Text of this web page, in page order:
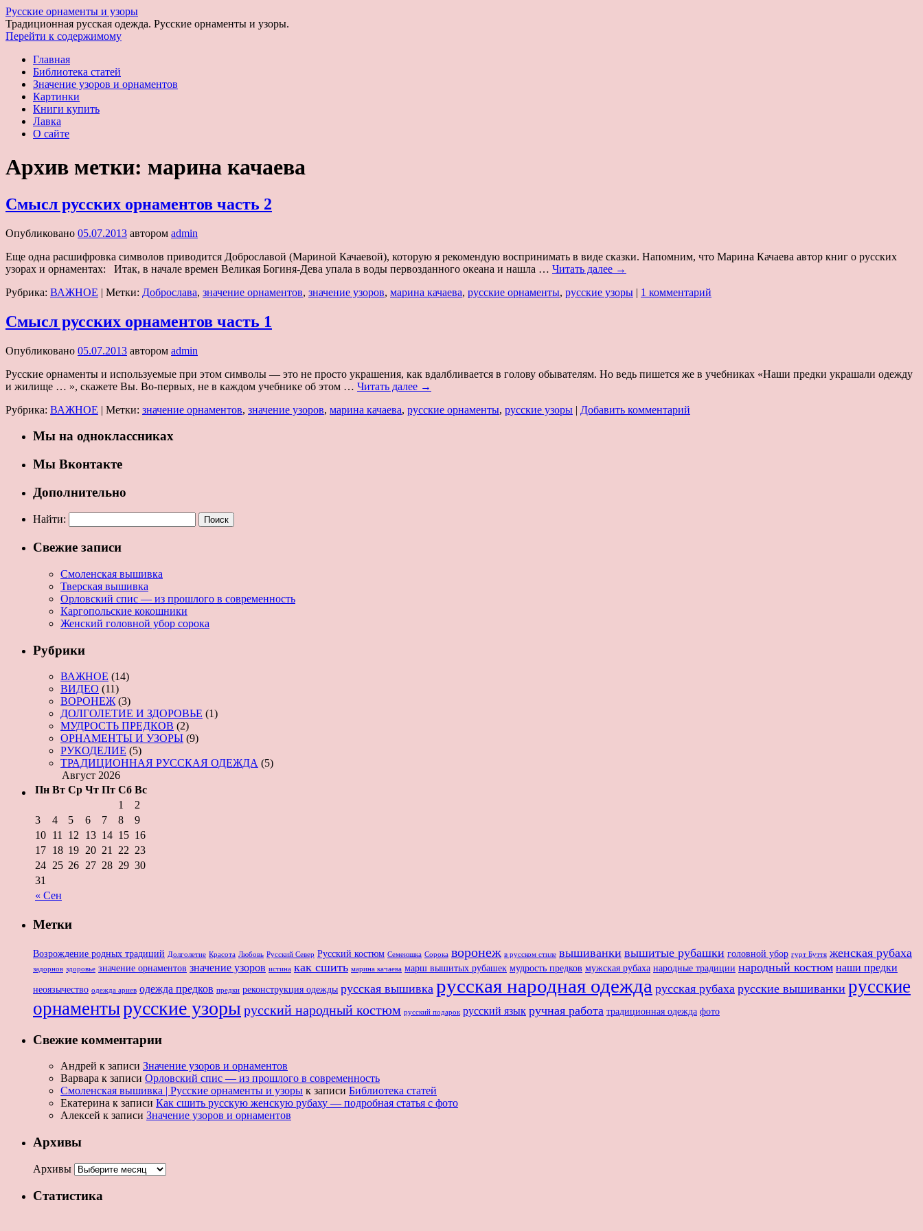
Русские орнаменты и узоры
Традиционная русская одежда. Русские орнаменты и узоры.
Перейти к содержимому
Главная
Библиотека статей
Значение узоров и орнаментов
Картинки
Книги купить
Лавка
О сайте
Архив метки: марина качаева
Смысл русских орнаментов часть 2
Опубликовано 05.07.2013 автором admin
Еще одна расшифровка символов приводится Доброславой (Мариной Качаевой), которую я рекомендую воспринимать в виде сказки. Напомним, что Марина Качаева автор книг о русских
узорах и орнаментах: Итак, в начале времен Великая Богиня-Дева упала в воды первозданного океана и нашла … Читать далее →
Рубрика: ВАЖНОЕ | Метки: Доброслава, значение орнаментов, значение узоров, марина качаева, русские орнаменты, русские узоры | 1 комментарий
Смысл русских орнаментов часть 1
Опубликовано 05.07.2013 автором admin
Русские орнаменты и используемые при этом символы — это не просто украшения, как вдалбливается в голову обывателям. Но ведь пишется же в учебниках «Наши предки украшали одежду
и жилище … », скажете Вы. Во-первых, не в каждом учебнике об этом … Читать далее →
Рубрика: ВАЖНОЕ | Метки: значение орнаментов, значение узоров, марина качаева, русские орнаменты, русские узоры | Добавить комментарий
Мы на одноклассниках
Мы Вконтакте
Дополнительно
Найти:
Свежие записи
Смоленская вышивка
Тверская вышивка
Орловский спис — из прошлого в современность
Каргопольские кокошники
Женский головной убор сорока
Рубрики
ВАЖНОЕ (14)
ВИДЕО (11)
ВОРОНЕЖ (3)
ДОЛГОЛЕТИЕ И ЗДОРОВЬЕ (1)
МУДРОСТЬ ПРЕДКОВ (2)
ОРНАМЕНТЫ И УЗОРЫ (9)
РУКОДЕЛИЕ (5)
ТРАДИЦИОННАЯ РУССКАЯ ОДЕЖДА (5)
Август 2026
Пн Вт Ср Чт Пт Сб Вс
« Сен
1
2
3
4 5 6 7 8
9
10 11 12 13 14 15 16
17 18 19 20 21 22 23
24 25 26 27 28 29 30
31
Метки
Возрождение родных традиций Долголетие Красота Любовь Русский Север Русский костюм Семеюшка Сорока воронеж в русском стиле вышиванки вышитые рубашки головной убор гурт Буття женская рубаха
задорнов здоровье значение орнаментов значение узоров истина как сшить марина качаева марш вышитых рубашек мудрость предков мужская рубаха народные традиции народный костюм наши предки
неоязычество одежда ариев одежда предков предки реконструкция одежды русская вышивка русская народная одежда русская рубаха русские вышиванки русские
орнаментырусские узорырусский народный костюм русский подарок русский язык ручная работа традиционная одежда фото
Свежие комментарии
Андрей к записи Значение узоров и орнаментов
Варвара к записи Орловский спис — из прошлого в современность
Смоленская вышивка | Русские орнаменты и узоры к записи Библиотека статей
Екатерина к записи Как сшить русскую женскую рубаху — подробная статья с фото
Алексей к записи Значение узоров и орнаментов
Архивы
Архивы
Статистика